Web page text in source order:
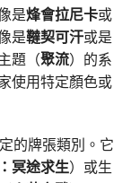
是烽會拉尼卡或
是韃契可汗或是
題（聚流）的系
使用特定顏色或
的牌張類別。它
冥途求生）或生